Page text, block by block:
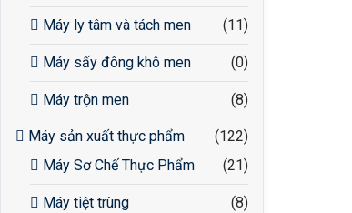
Máy ly tâm và tách men (11)
Máy sấy đông khô men (0)
Máy trộn men (8)
Máy sản xuất thực phẩm
(122)
Máy Sơ Chế Thực Phẩm
(21)
Máy tiệt trùng (8)